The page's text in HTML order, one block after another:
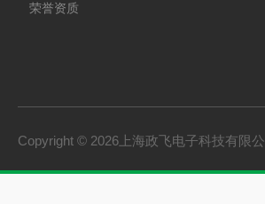
荣誉资质
Copyright © 2026上海政飞电子科技有